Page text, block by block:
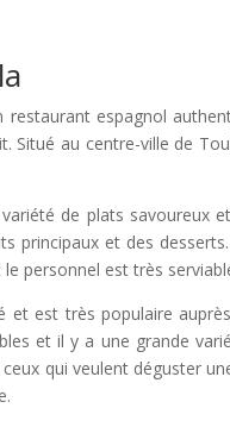
restaurant espagnol
Situé au centre-ville de
de plats savoureux
principaux et des
personnel est très
et est très populaire
et il y a une grande
qui veulent déguster